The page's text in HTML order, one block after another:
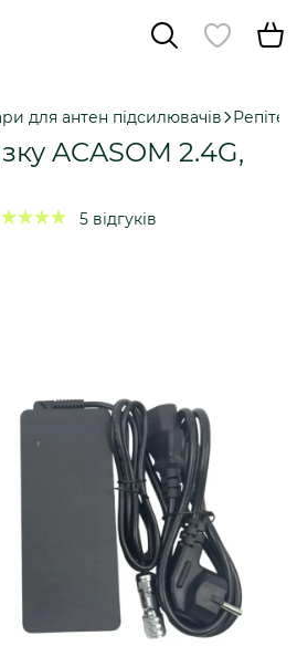
для антен підсилювачів Репітер
ACASOM 2.4G,
5 відгуків